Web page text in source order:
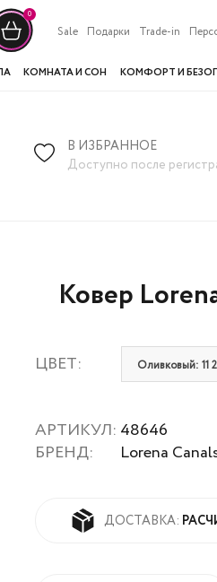
0
Sale Подарки Trade-in
КОМНАТА И СОН КОМФОРТ И
В ИЗБРАННОЕ
Доступно после
Ковер
ЦВЕТ: Оливковый: 11
АРТИКУЛ:
БРЕНД:
48646
Lorena
ДОСТАВКА: